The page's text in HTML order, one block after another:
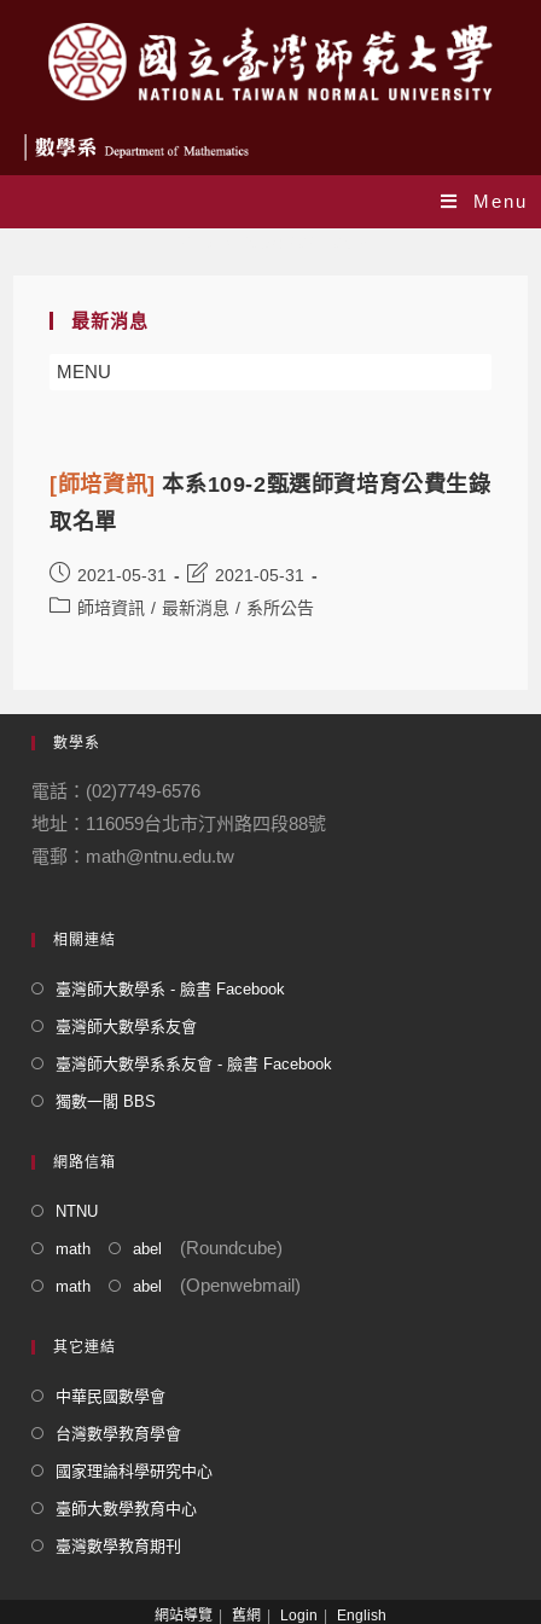
Menu
最新消息
MENU
[師培資訊]本系109-2甄選師資培育公費生錄
取名單
2021-05-31
2021-05-31
師培資訊 / 最新消息 / 系所公告
數學系
電話：(02)7749-6576
地址：116059台北市汀州路四段88號
電郵：math@ntnu.edu.tw
相關連結
臺灣師大數學系 - 臉書 Facebook
臺灣師大數學系友會
臺灣師大數學系系友會 - 臉書 Facebook
獨數一閣 BBS
網路信箱
NTNU
math abel (Roundcube)
math abel (Openwebmail)
其它連結
中華民國數學會
台灣數學教育學會
國家理論科學研究中心
臺師大數學教育中心
臺灣數學教育期刊
網站導覽 舊網 Login English